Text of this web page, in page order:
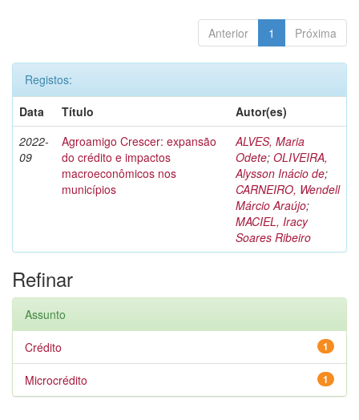
Anterior 1 Próxima
Registos:
Data
Título
Autor(es)
2022-
09
Agroamigo Crescer: expansão
do crédito e impactos
macroeconômicos nos
municípios
ALVES, Maria
Odete; OLIVEIRA,
Alysson Inácio de;
CARNEIRO, Wendell
Márcio Araújo;
MACIEL, Iracy
Soares Ribeiro
Refinar
Assunto
1
Crédito
1
Microcrédito